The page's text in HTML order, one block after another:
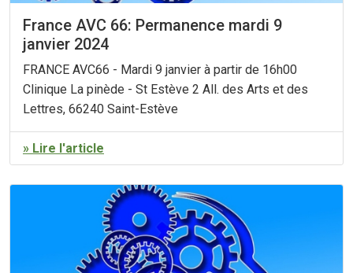
France AVC 66: Permanence mardi 9
janvier 2024
FRANCE AVC66 - Mardi 9 janvier à partir de 16h00
Clinique La pinède - St Estève 2 All. des Arts et des
Lettres, 66240 Saint-Estève
» Lire l'article